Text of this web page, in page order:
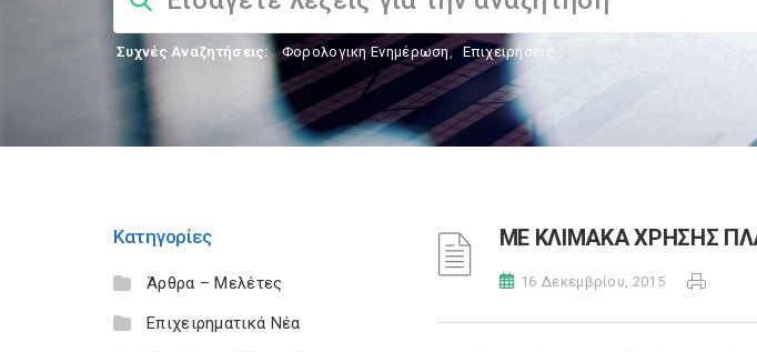
Συχνές Αναζητήσεις: Φορολογικη Ενημέρωση, Επιχειρήσεις
Κατηγορίες
Άρθρα – Μελέτες
Επιχειρηματικά Νέα
ΜΕ ΚΛΙΜΑΚΑ ΧΡΗΣΗΣ
16 Δεκεμβρίου, 2015